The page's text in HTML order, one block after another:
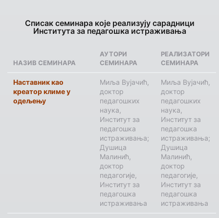
Списак семинара које реализују сарадници
Института за педагошка истраживања
НАЗИВ СЕМИНАРА
АУТОРИ
СЕМИНАРА
РЕАЛИЗАТОРИ
СЕМИНАРА
Наставник као
креатор климе у
одељењу
Миља Вујачић,
доктор
педагошких
наука,
Институт за
педагошка
истраживања;
Душица
Малинић,
доктор
педагогије,
Институт за
педагошка
истраживања
Миља Вујачић,
доктор
педагошких
наука,
Институт за
педагошка
истраживања;
Душица
Малинић,
доктор
педагогије,
Институт за
педагошка
истраживања